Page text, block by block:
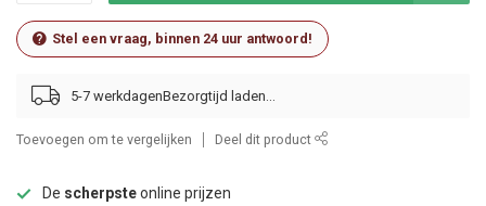
Stel een vraag, binnen 24 uur antwoord!
5-7 werkdagen
Toevoegen om te vergelijken Deel dit product
De scherpsteonline prijzen